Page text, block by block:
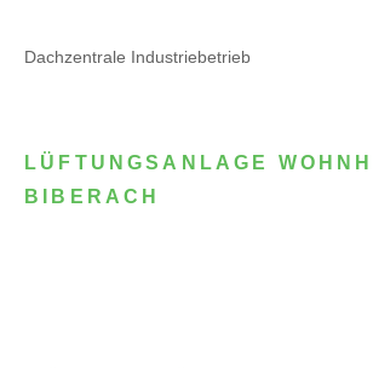
Dachzentrale Industriebetrieb
LÜFTUNGSANLAGE
BIBERACH